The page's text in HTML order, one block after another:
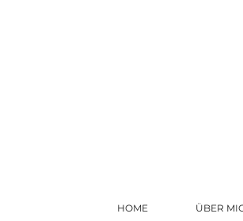
HOME ÜBER